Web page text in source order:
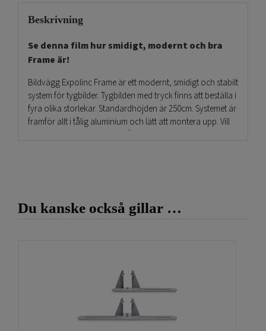
Beskrivning
Se denna film hur smidigt, modernt och bra
Frame är!
Bildvägg Expolinc Frame är ett modernt, smidigt och stabilt
system för tygbilder. Tygbilden med tryck finns att beställa i
fyra olika storlekar. Standardhöjden är 250cm. Systemet är
framför allt i tålig aluminium och lätt att montera upp. Vill
även till rätt fötter beroende på hur mässväggarna skall
användas.
Du kanske också gillar …